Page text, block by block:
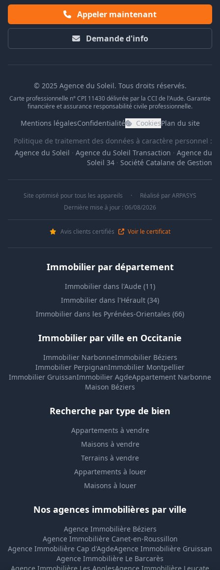
Appeler maintenant
Demande d'info
© 2025 Agence du Soleil. Tous droits réservés.
Carte professionnelle n° CPI 11430 délivrée par la CCI de l'Aude. Garantie
financière et assurance responsabilité civile professionnelle.
Mentions légalesConfidentialité CookiesPlan du site
Politique de traitement des données à caractère personnel :
Agence du Soleil · Agence du Soleil Transaction · Agence du
Soleil 34 · Société Catalane de Gestion
Site optimisé pour tous les appareils · Réalisé parARPASYS
Dernière mise à jour : 06/08/2026
Avis clients certifiés Voir le certificat
Immobilier par département
Immobilier dans l'Aude (11)
Immobilier dans l'Hérault (34)
Immobilier dans les Pyrénées-Orientales (66)
Immobilier par ville en Occitanie
Immobilier NarbonneImmobilier Béziers
Immobilier PerpignanImmobilier Montpellier
Immobilier GruissanImmobilier AgdeAppartement Narbonne
Maison Béziers
Recherche par type de bien
Appartements à vendre
Maisons à vendre
Terrains à vendre
Appartements à louer
Maisons à louer
Nos agences immobilières par ville
Agence Immobilière Béziers
Agence Immobilière Canet-en-Roussillon
Agence Immobilière Cap d'AgdeAgence Immobilière Gruissan
Agence Immobilière Le Barcarès